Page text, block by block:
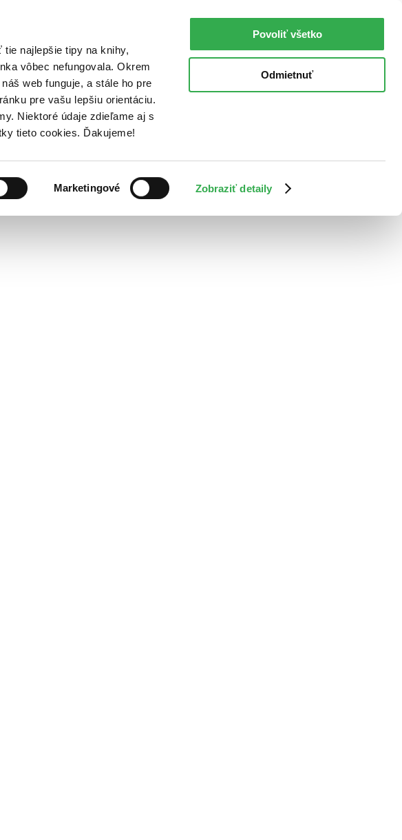
najlepšie tipy na knihy,
vôbec nefungovala. Okrem
web funguje, a stále ho pre
pre vašu lepšiu orientáciu.
Niektoré údaje zdieľame aj s
tieto cookies. Ďakujeme!
Marketingové Zobraziť detaily
Povoliť všetko
Odmietnuť